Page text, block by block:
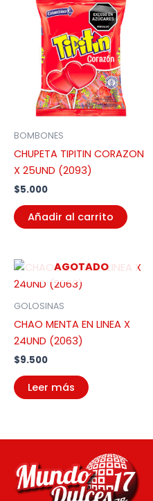
BOMBONES
CHUPETA TIPITIN CORAZON
X 25UND (2093)
$5.000
Añadir al carrito
AGOTADO
GOLOSINAS
CHAO MENTA EN LINEA X
24UND (2063)
$9.500
Leer más